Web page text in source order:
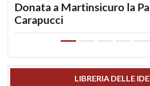
Donata a Martinsicuro la
Carapucci
LIBRERIA DELLE